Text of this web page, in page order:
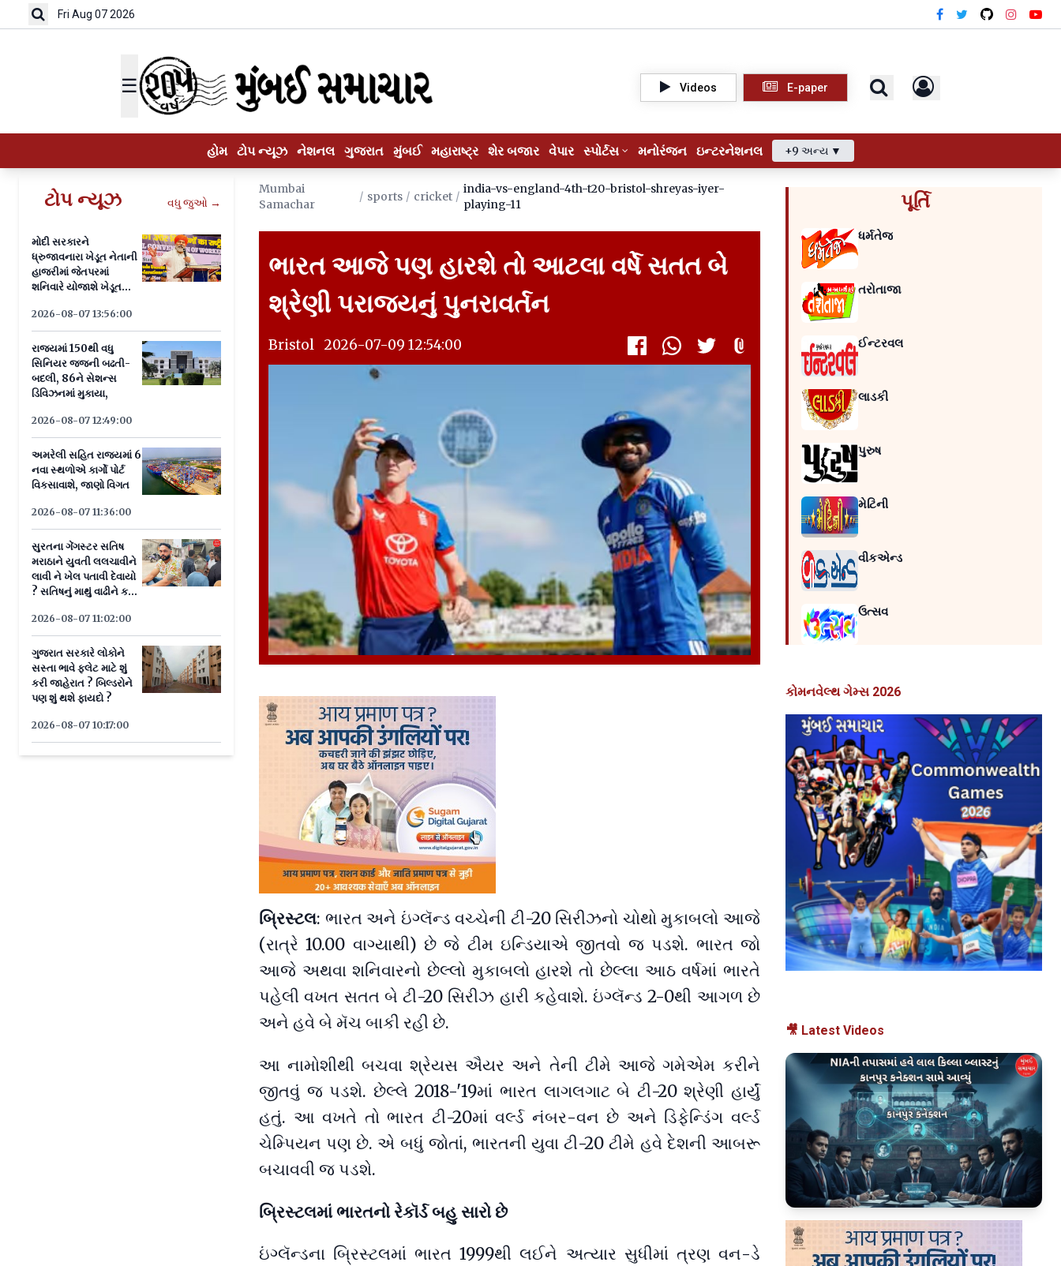
Fri Aug 07 2026
☰ Videos E-paper
હોમ ટોપ ન્યૂઝ નેશનલ ગુજરાત મુંબઈ મહારાષ્ટ્ર શેર બજાર વેપાર સ્પોર્ટસ મનોરંજન ઇન્ટરનેશનલ +9 અન્ય ▼
ટોપ ન્યૂઝ વધુ જુઓ →
મોદી સરકારને
ધ્રુજાવનારા ખેડૂત નેતાની
હાજરીમાં જેતપરમાં
શનિવારે યોજાશે ખેડૂત
2026-08-07 13:56:00
રાજ્યમાં 150થી વધુ
સિનિયર જજની બઢતી-
બદલી, 86ને સેશન્સ
ડિવિઝનમાં મુકાયા,
2026-08-07 12:49:00
અમરેલી સહિત રાજ્યમાં 6
નવા સ્થળોએ કાર્ગો પોર્ટ
વિકસાવાશે, જાણો વિગત
2026-08-07 11:36:00
સુરતના ગેંગસ્ટર સતિષ
મરાઠાને યુવતી લલચાવીને
લાવી ને ખેલ પતાવી દેવાયો
? સતિષનું માથું વાઢીને ક્યાં
2026-08-07 11:02:00
ગુજરાત સરકારે લોકોને
સસ્તા ભાવે ફ્લેટ માટે શું
કરી જાહેરાત ? બિલ્ડરોને
પણ શું થશે ફાયદો ?
2026-08-07 10:17:00
Mumbai
Samachar
/ sports / cricket /
india-vs-england-4th-t20-bristol-shreyas-iyer-
playing-11
ભારત આજે પણ હારશે તો આટલા વર્ષે સતત બે
શ્રેણી પરાજયનું પુનરાવર્તન
Bristol 2026-07-09 12:54:00
બ્રિસ્ટલ: ભારત અને ઇંગ્લૅન્ડ વચ્ચેની ટી-20 સિરીઝનો ચોથો મુકાબલો આજે
(રાત્રે 10.00 વાગ્યાથી) છે જે ટીમ ઇન્ડિયાએ જીતવો જ પડશે. ભારત જો
આજે અથવા શનિવારનો છેલ્લો મુકાબલો હારશે તો છેલ્લા આઠ વર્ષમાં ભારતે
પહેલી વખત સતત બે ટી-20 સિરીઝ હારી કહેવાશે. ઇંગ્લૅન્ડ 2-0થી આગળ છે
અને હવે બે મૅચ બાકી રહી છે.
આ નામોશીથી બચવા શ્રેયસ ઐયર અને તેની ટીમે આજે ગમેએમ કરીને
જીતવું જ પડશે. છેલ્લે 2018-'19માં ભારત લાગલગાટ બે ટી-20 શ્રેણી હાર્યું
હતું. આ વખતે તો ભારત ટી-20માં વર્લ્ડ નંબર-વન છે અને ડિફેન્ડિંગ વર્લ્ડ
ચેમ્પિયન પણ છે. એ બધું જોતાં, ભારતની યુવા ટી-20 ટીમે હવે દેશની આબરૂ
બચાવવી જ પડશે.
બ્રિસ્ટલમાં ભારતનો રેકૉર્ડ બહુ સારો છે
ઇંગ્લૅન્ડના બ્રિસ્ટલમાં ભારત 1999થી લઈને અત્યાર સુધીમાં ત્રણ વન-ડે
પૂર્તિ
ધર્મતેજ
તરોતાજા
ઈન્ટરવલ
લાડકી
પુરુષ
મેટિની
વીકએન્ડ
ઉત્સવ
કોમનવેલ્થ ગેમ્સ 2026
🎥 Latest Videos
▶